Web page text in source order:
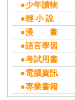
●少年讀物
●輕 小 說
●漫 畫
●語言學習
●考試用書
●電腦資訊
●專業書籍